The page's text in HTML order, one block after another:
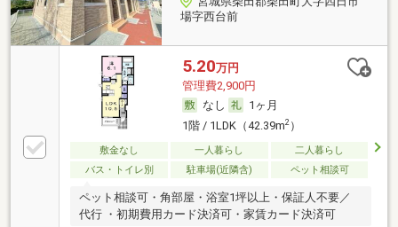
場字西台前
5.20万円
管理費2,900円
なし
1ヶ月
1階 / 1LDK（42.39m2）
敷金なし 一人暮らし
二人暮らし
バス・トイレ別
駐車場(近隣含) ペット相談可
ペット相談可・角部屋・浴室1坪以上・保証人不要／
代行 ・初期費用カード決済可・家賃カード決済可